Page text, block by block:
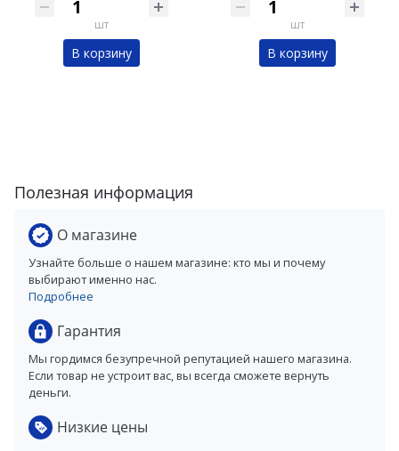
шт
В корзину
шт
В корзину
Полезная информация
О магазине
Узнайте больше о нашем магазине: кто мы и почему
выбирают именно нас.
Подробнее
Гарантия
Мы гордимся безупречной репутацией нашего магазина.
Если товар не устроит вас, вы всегда сможете вернуть
деньги.
Низкие цены